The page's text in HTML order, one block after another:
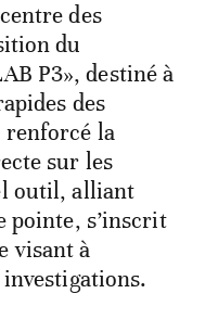
des
du
P3», destiné à
des
renforcé la
sur les
outil, alliant
pointe, s’inscrit
visant à